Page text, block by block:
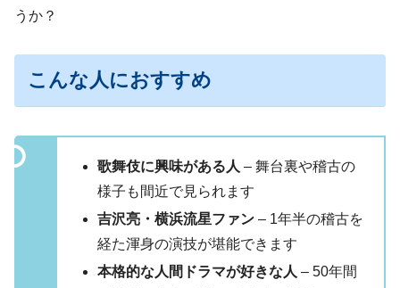
うか？
こんな人におすすめ
歌舞伎に興味がある人 – 舞台裏や稽古の
様子も間近で見られます
吉沢亮・横浜流星ファン – 1年半の稽古を
経た渾身の演技が堪能できます
本格的な人間ドラマが好きな人 – 50年間